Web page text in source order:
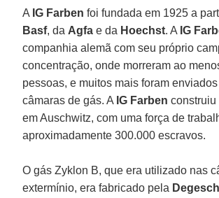
A IG Farben foi fundada em 1925 a
Basf, da Agfae da Hoechst. A IG
companhia alemã com seu próprio
concentração, onde morreram ao
pessoas, e muitos mais foram
câmaras de gás. A IG Farbenconstruiu
em Auschwitz, com uma força de
aproximadamente 300.000 escravos.
O gás Zyklon B, que era utilizado nas
extermínio, era fabricado pela Degesch